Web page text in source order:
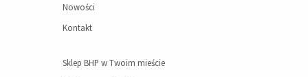
Nowości
Kontakt
Sklep BHP w Twoim mieście